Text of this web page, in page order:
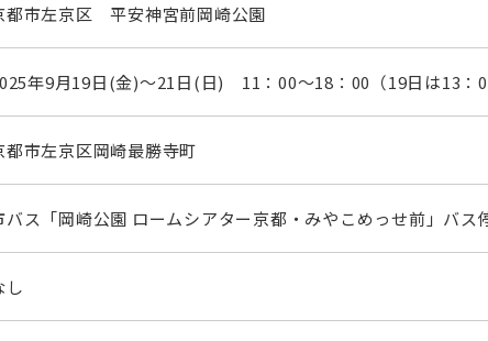
都市左京区 平安神宮前岡崎公園
年9月19日(金)～21日(日) 11：00～18：00（19日は13：
都市左京区岡崎最勝寺町
バス「岡崎公園 ロームシアター京都・みやこめっせ前」バス
し